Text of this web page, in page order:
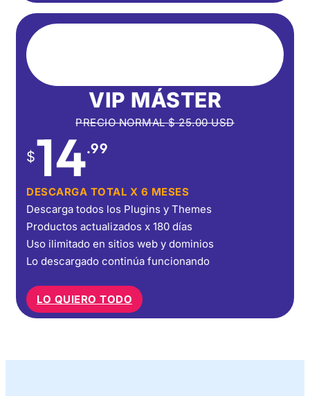
VIP MÁSTER
PRECIO NORMAL$25.00USD
$14.99
DESCARGA TOTAL X 6 MESES
Descarga todos los Plugins y Themes
Productos actualizados x 180 días
Uso ilimitado en sitios web y dominios
Lo descargado continúa funcionando
LO QUIERO TODO